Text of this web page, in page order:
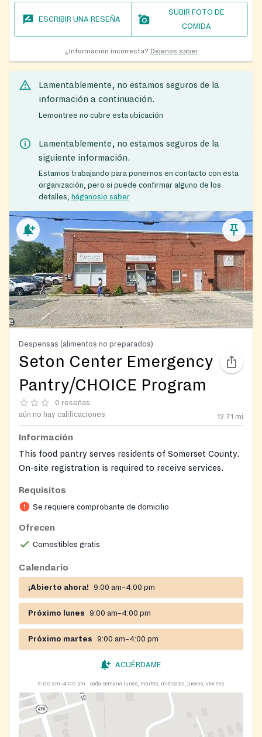
ESCRIBIR UNA RESEÑA
SUBIR FOTO DE
COMIDA
¿Información incorrecta? Déjenos saber
Lamentablemente, no estamos seguros de la
información a continuación.
Lemontree no cubre esta ubicación
Lamentablemente, no estamos seguros de la
siguiente información.
Estamos trabajando para ponernos en contacto con esta
organización, pero si puede confirmar alguno de los
detalles, háganoslo saber.
Despensas (alimentos no preparados)
Seton Center Emergency
Pantry/CHOICE Program
0 reseñas
aún no hay calificaciones
12.71 mi
Información
This food pantry serves residents of Somerset County.
On-site registration is required to receive services.
Requisitos
Se requiere comprobante de domicilio
Ofrecen
Comestibles gratis
Calendario
¡Abierto ahora! 9:00 am–4:00 pm
Próximo lunes 9:00 am–4:00 pm
Próximo martes 9:00 am–4:00 pm
ACUÉRDAME
9:00 am–4:00 pm cada semana lunes, martes, miércoles, jueves, viernes